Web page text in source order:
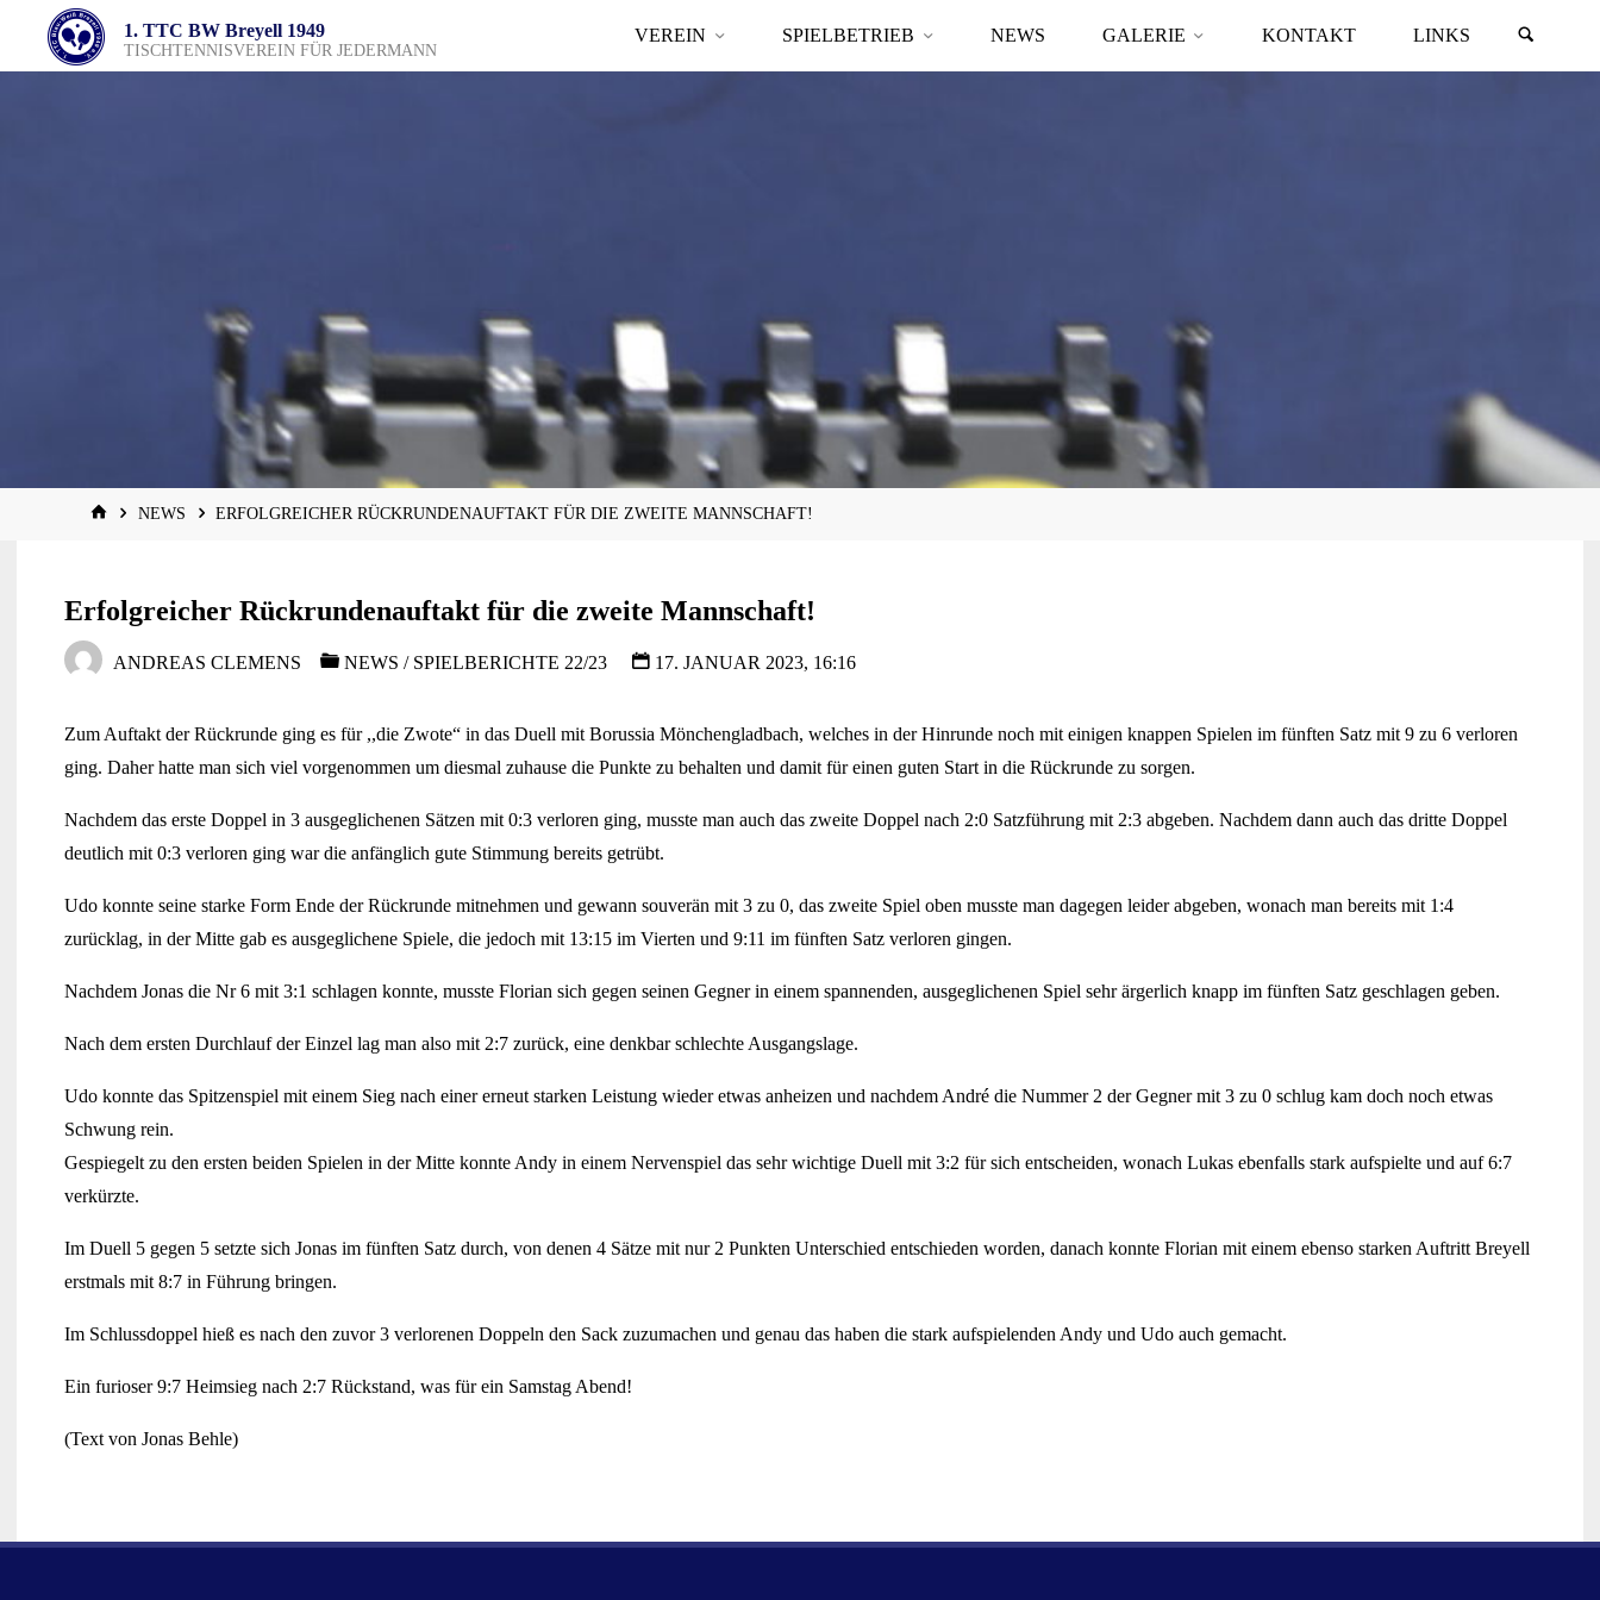
1. TTC BW Breyell 1949
TISCHTENNISVEREIN FÜR JEDERMANN
VEREIN SPIELBETRIEB NEWS GALERIE KONTAKT LINKS
START
NEWS ERFOLGREICHER RÜCKRUNDENAUFTAKT FÜR DIE ZWEITE MANNSCHAFT!
Erfolgreicher Rückrundenauftakt für die zweite Mannschaft!
ANDREAS CLEMENS NEWS / SPIELBERICHTE 22/23 17. JANUAR 2023, 16:16
Zum Auftakt der Rückrunde ging es für ,,die Zwote“ in das Duell mit Borussia Mönchengladbach, welches in der Hinrunde noch mit einigen knappen Spielen im fünften Satz mit 9 zu 6 verloren
ging. Daher hatte man sich viel vorgenommen um diesmal zuhause die Punkte zu behalten und damit für einen guten Start in die Rückrunde zu sorgen.
Nachdem das erste Doppel in 3 ausgeglichenen Sätzen mit 0:3 verloren ging, musste man auch das zweite Doppel nach 2:0 Satzführung mit 2:3 abgeben. Nachdem dann auch das dritte Doppel
deutlich mit 0:3 verloren ging war die anfänglich gute Stimmung bereits getrübt.
Udo konnte seine starke Form Ende der Rückrunde mitnehmen und gewann souverän mit 3 zu 0, das zweite Spiel oben musste man dagegen leider abgeben, wonach man bereits mit 1:4
zurücklag, in der Mitte gab es ausgeglichene Spiele, die jedoch mit 13:15 im Vierten und 9:11 im fünften Satz verloren gingen.
Nachdem Jonas die Nr 6 mit 3:1 schlagen konnte, musste Florian sich gegen seinen Gegner in einem spannenden, ausgeglichenen Spiel sehr ärgerlich knapp im fünften Satz geschlagen geben.
Nach dem ersten Durchlauf der Einzel lag man also mit 2:7 zurück, eine denkbar schlechte Ausgangslage.
Udo konnte das Spitzenspiel mit einem Sieg nach einer erneut starken Leistung wieder etwas anheizen und nachdem André die Nummer 2 der Gegner mit 3 zu 0 schlug kam doch noch etwas
Schwung rein.
Gespiegelt zu den ersten beiden Spielen in der Mitte konnte Andy in einem Nervenspiel das sehr wichtige Duell mit 3:2 für sich entscheiden, wonach Lukas ebenfalls stark aufspielte und auf 6:7
verkürzte.
Im Duell 5 gegen 5 setzte sich Jonas im fünften Satz durch, von denen 4 Sätze mit nur 2 Punkten Unterschied entschieden worden, danach konnte Florian mit einem ebenso starken Auftritt Breyell
erstmals mit 8:7 in Führung bringen.
Im Schlussdoppel hieß es nach den zuvor 3 verlorenen Doppeln den Sack zuzumachen und genau das haben die stark aufspielenden Andy und Udo auch gemacht.
Ein furioser 9:7 Heimsieg nach 2:7 Rückstand, was für ein Samstag Abend!
(Text von Jonas Behle)